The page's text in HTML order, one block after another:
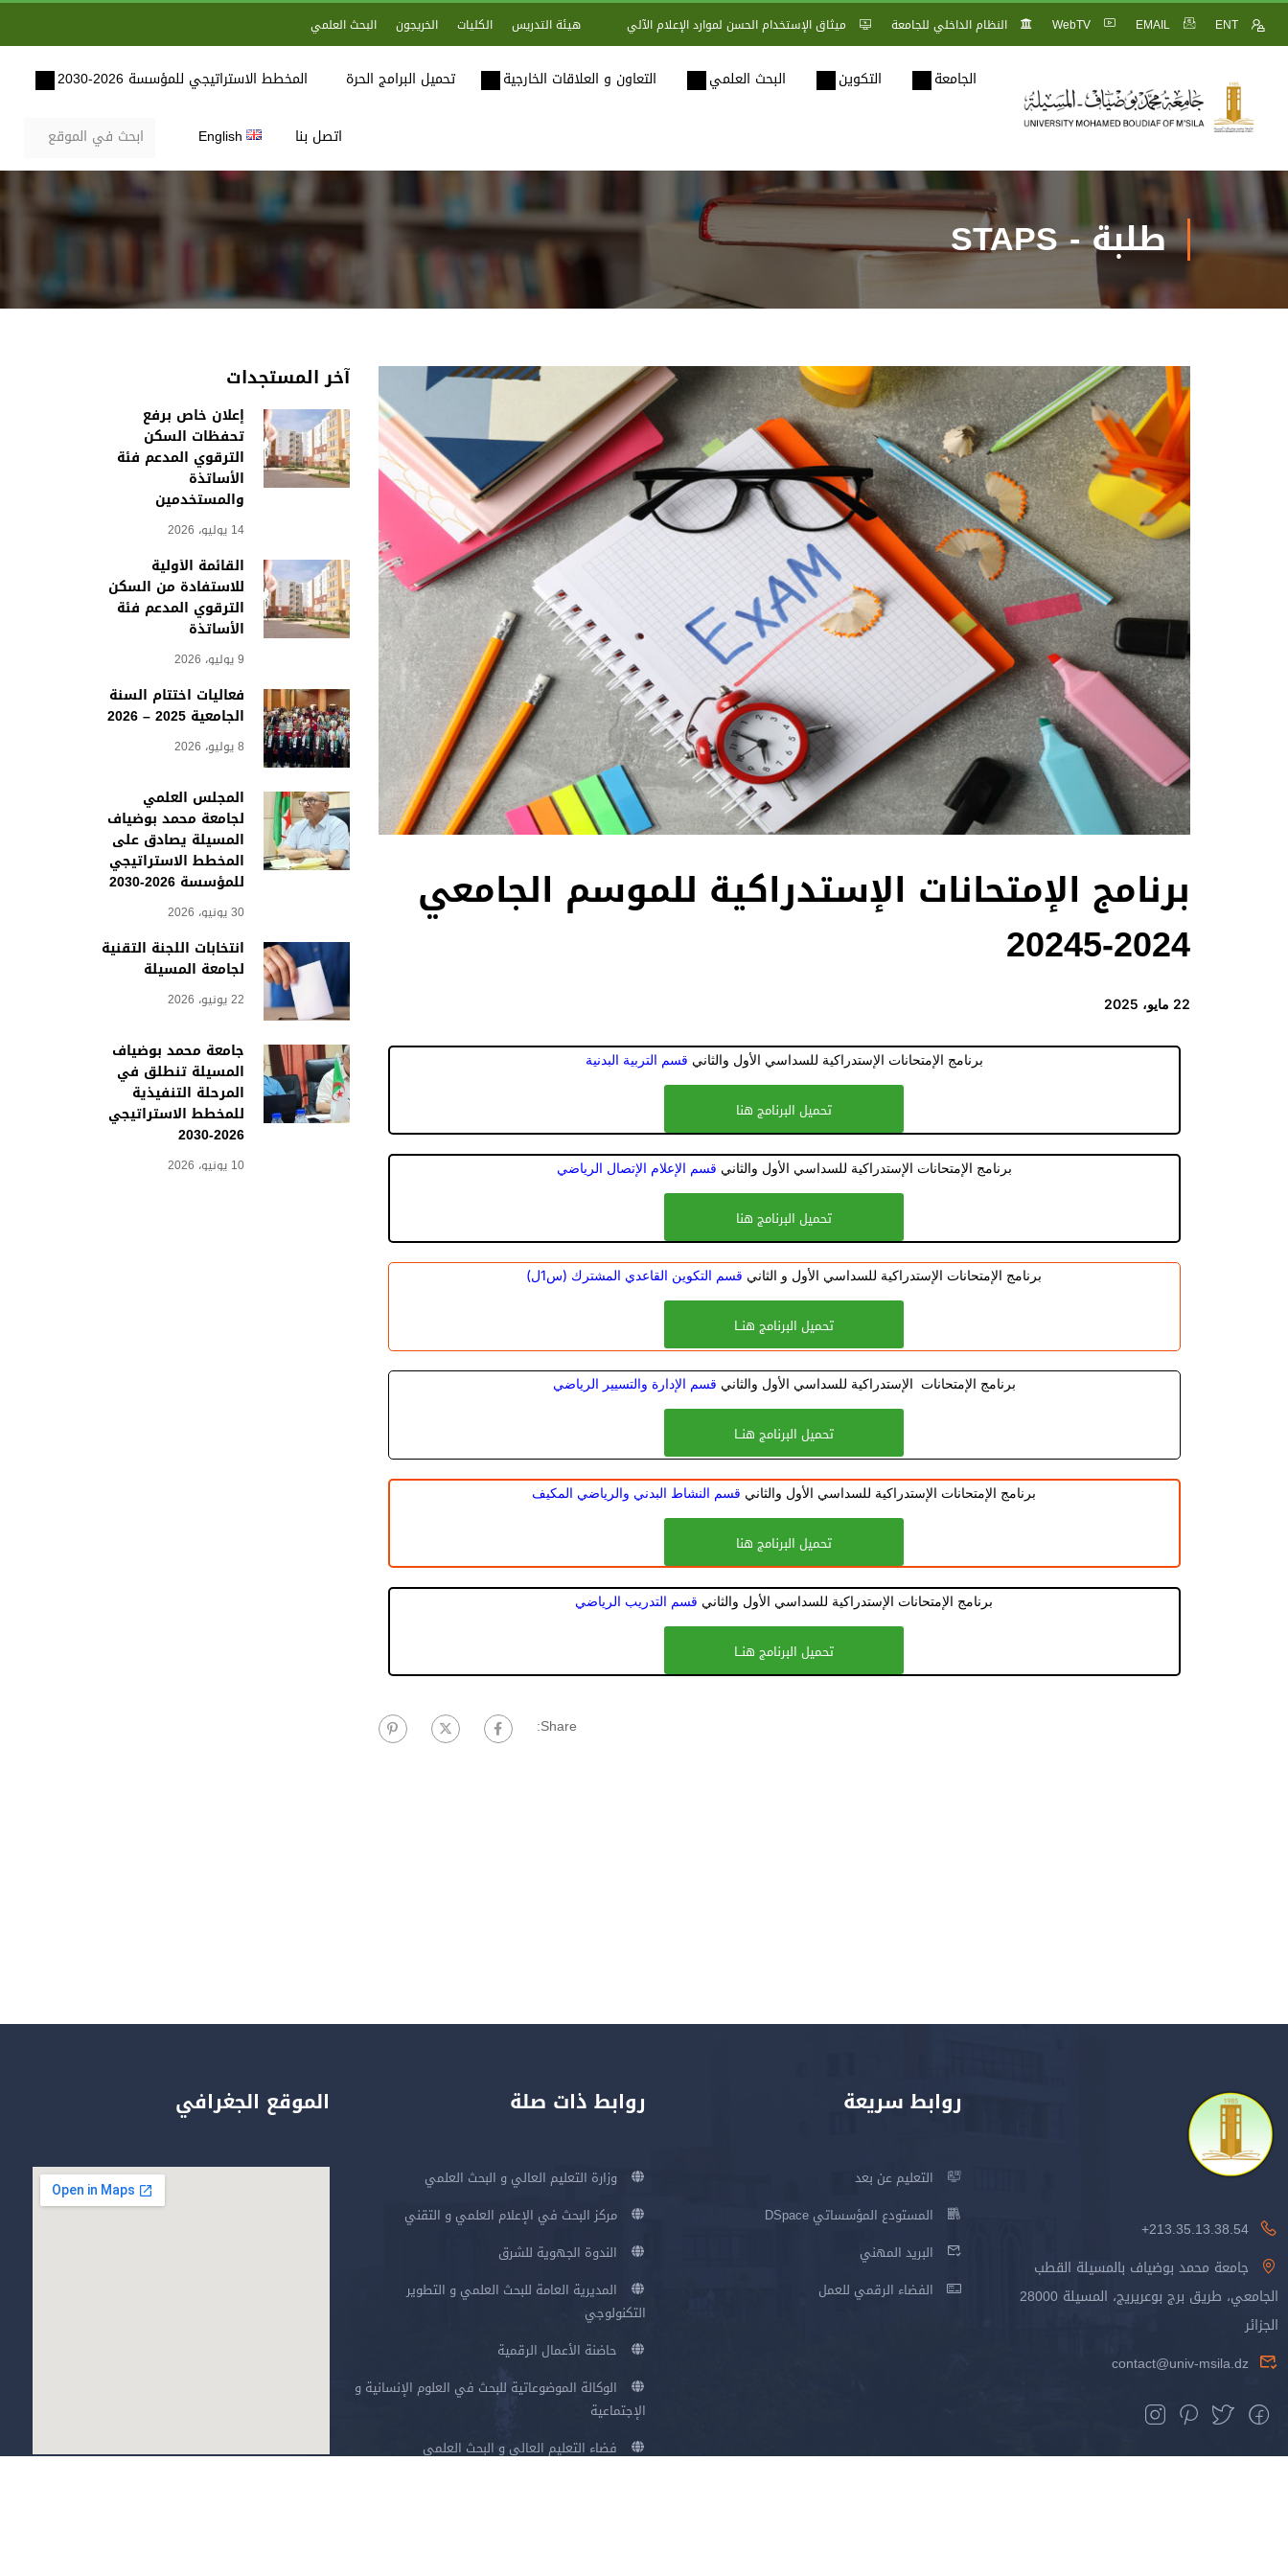
ENT
EMAIL
WebTV النظام الداخلي للجامعة ميثاق الإستخدام الحسن لموارد الإعلام الآلي هيئة التدريس الكليات الخريجون البحث العلمي
الجامعة التكوين البحث العلمي التعاون و العلاقات الخارجية تحميل البرامج الحرة المخطط الاستراتيجي للمؤسسة 2026-2030
اتصل بنا English
طلبة - STAPS
برنامج الإمتحانات الإستدراكية للموسم الجامعي
2024-20245
22 مايو، 2025
برنامج الإمتحانات الإستدراكية للسداسي الأول والثاني قسم التربية البدنية
تحميل البرنامج هنا
برنامج الإمتحانات الإستدراكية للسداسي الأول والثاني قسم الإعلام الإتصال الرياضي
تحميل البرنامج هنا
برنامج الإمتحانات الإستدراكية للسداسي الأول و الثاني قسم التكوين القاعدي المشترك (س1ل)
تحميل البرنامج هنــا
برنامج الإمتحانات الإستدراكية للسداسي الأول والثاني قسم الإدارة والتسيير الرياضي
تحميل البرنامج هنــا
برنامج الإمتحانات الإستدراكية للسداسي الأول والثاني قسم النشاط البدني والرياضي المكيف
تحميل البرنامج هنا
برنامج الإمتحانات الإستدراكية للسداسي الأول والثاني قسم التدريب الرياضي
تحميل البرنامج هنــا
Share:
آخر المستجدات
إعلان خاص برفع
تحفظات السكن
الترقوي المدعم فئة
الأساتذة
والمستخدمين
14 يوليو، 2026
القائمة الأولية
للاستفادة من السكن
الترقوي المدعم فئة
الأساتذة
9 يوليو، 2026
فعاليات اختتام السنة
الجامعية 2025 – 2026
8 يوليو، 2026
المجلس العلمي
لجامعة محمد بوضياف
المسيلة يصادق على
المخطط الاستراتيجي
للمؤسسة 2026-2030
30 يونيو، 2026
انتخابات اللجنة التقنية
لجامعة المسيلة
22 يونيو، 2026
جامعة محمد بوضياف
المسيلة تنطلق في
المرحلة التنفيذية
للمخطط الاستراتيجي
2026-2030
10 يونيو، 2026
213.35.13.38.54+
جامعة محمد بوضياف بالمسيلة القطب
الجامعي، طريق برج بوعريريج، المسيلة 28000
الجزائر
contact@univ-msila.dz
روابط سريعة
التعليم عن بعد
المستودع المؤسساتي DSpace
البريد المهني
الفضاء الرقمي للعمل
روابط ذات صلة
وزارة التعليم العالي و البحث العلمي
مركز البحث في الإعلام العلمي و التقني
الندوة الجهوية للشرق
المديرية العامة للبحث العلمي و التطوير
التكنولوجي
حاضنة الأعمال الرقمية
الوكالة الموضوعاتية للبحث في العلوم الإنسانية و
الإجتماعية
فضاء التعليم العالي و البحث العلمي
الموقع الجغرافي